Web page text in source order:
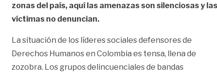
zonas del país, aquí las amenazas son silenciosas y las
víctimas no denuncian.
La situación de los líderes sociales defensores de
Derechos Humanos en Colombia es tensa, llena de
zozobra. Los grupos delincuenciales de bandas